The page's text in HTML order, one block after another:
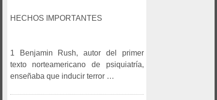
HECHOS IMPORTANTES
1 Benjamin Rush, autor del primer
texto norteamericano de psiquiatría,
enseñaba que inducir terror …